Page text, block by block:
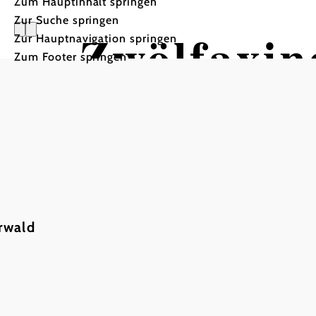
Zur Suche springen
Zur Hauptnavigation springen
Zum Footer springen